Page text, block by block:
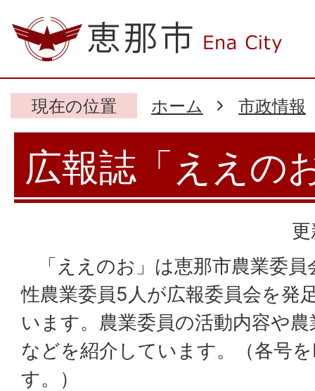
現在の位置 ホーム 市政情報
広報誌「ええの
「ええのお」は恵那市農業委員
性農業委員5人が広報委員会を発
います。農業委員の活動内容や
などを紹介しています。（各号
す。）